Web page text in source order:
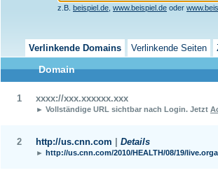
z.B. beispiel.de www.beispiel.de oder
Verlinkende Domains Verlinkende Seiten
Domain
1 xxxx://xxx.xxxxxx.xxx
► Vollständige URL sichtbar nach Login. Jetzt
2 http://us.cnn.com Details
► http://us.cnn.com/2010/HEALTH/08/19/